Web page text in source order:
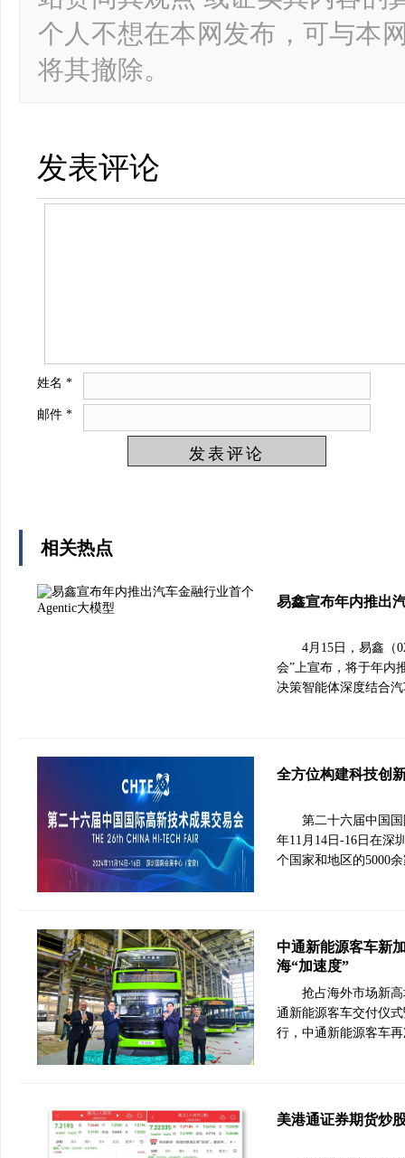
个人不想在本网发布，可与本
将其撤除。
发表评论
姓名 *
邮件 *
相关热点
易鑫宣布年内推出
4月15日，易鑫（
会”上宣布，将于年内
决策智能体深度结合
全方位构建科技创
第二十六届中国
年11月14日-16日在深
个国家和地区的5000
中通新能源客车新
海“加速度”
抢占海外市场新
通新能源客车交付仪
行，中通新能源客车
美港通证券期货炒